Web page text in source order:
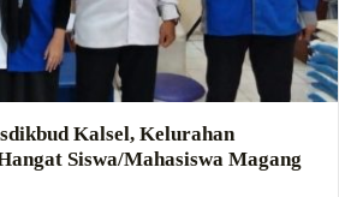
Kalsel, Kelurahan
Siswa/Mahasiswa Magang